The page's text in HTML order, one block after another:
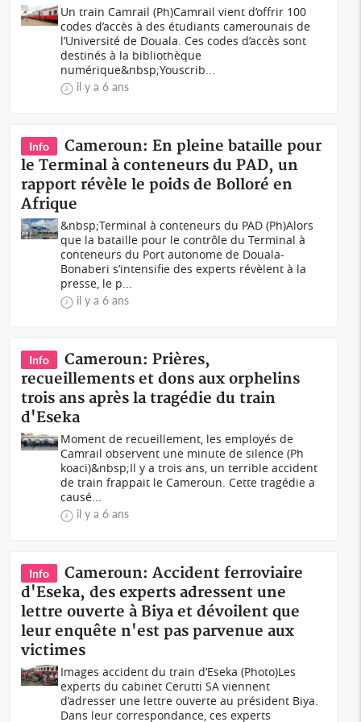
Un train Camrail (Ph)Camrail vient d’offrir 100
codes d’accès à des étudiants camerounais de
l’Université de Douala. Ces codes d’accès sont
destinés à la bibliothèque
numérique&nbsp;Youscrib...
il y a 6 ans
Info
Cameroun: En pleine bataille pour
le Terminal à conteneurs du PAD, un
rapport révèle le poids de Bolloré en
Afrique
&nbsp;Terminal à conteneurs du PAD (Ph)Alors
que la bataille pour le contrôle du Terminal à
conteneurs du Port autonome de Douala-
Bonaberi s’intensifie des experts révèlent à la
presse, le p...
il y a 6 ans
Info
Cameroun: Prières,
recueillements et dons aux orphelins
trois ans après la tragédie du train
d'Eseka
Moment de recueillement, les employés de
Camrail observent une minute de silence (Ph
koaci)&nbsp;Il y a trois ans, un terrible accident
de train frappait le Cameroun. Cette tragédie a
causé...
il y a 6 ans
Info
Cameroun: Accident ferroviaire
d'Eseka, des experts adressent une
lettre ouverte à Biya et dévoilent que
leur enquête n'est pas parvenue aux
victimes
Images accident du train d’Eseka (Photo)Les
experts du cabinet Cerutti SA viennent
d’adresser une lettre ouverte au président Biya.
Dans leur correspondance, ces experts